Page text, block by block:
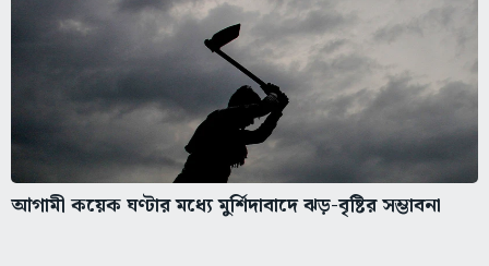
আগামী কয়েক ঘণ্টার মধ্যে মুর্শিদাবাদে ঝড়-বৃষ্টির সম্ভাবনা